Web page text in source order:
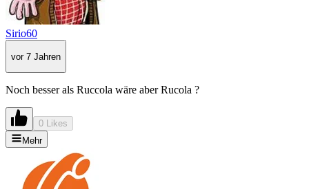
Sirio60
vor 7 Jahren
Noch besser als Ruccola wäre aber Rucola ?
0 Likes
Mehr